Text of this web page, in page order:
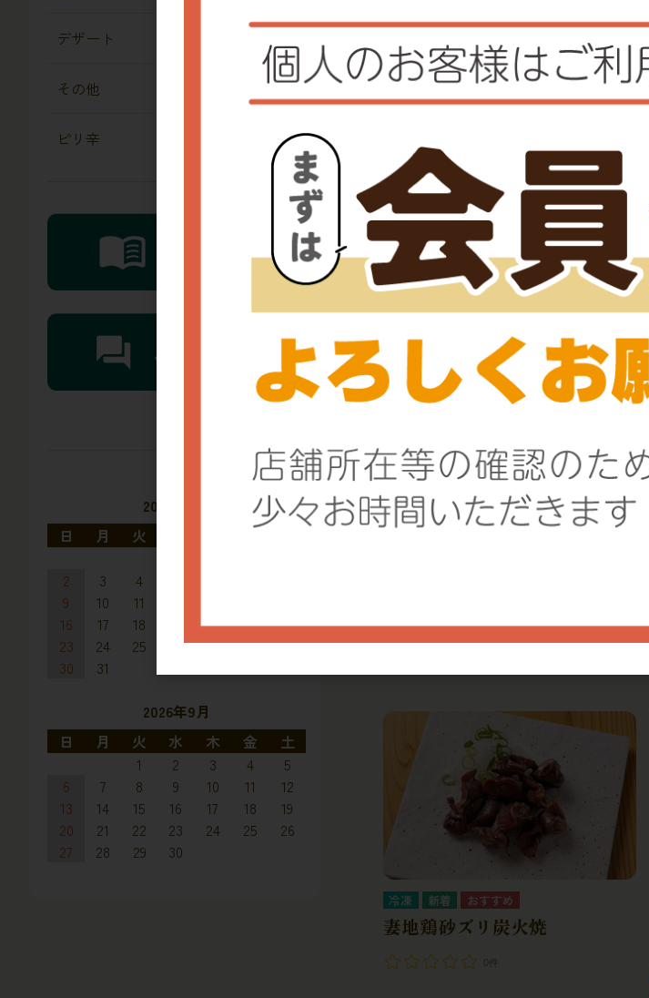
【訳あり品】いわしのかりか
0件
国産無頭開穴子100-150ｇ
冷凍
妻地鶏砂ズリ炭火焼
デザート
その他
ピリ辛
2026年8月
日
月 火 金
2
3 4
9
10 11
16
17 18 20 21
22
23
24 25 27 28
29
30
31
2026年9月
日
月 火 水 木 金
土
1
2 3 4
5
6
7 8 9 10 11
12
13
14 15 16 17 18
19
20
21 22 23 24 25
26
27
28 29 30